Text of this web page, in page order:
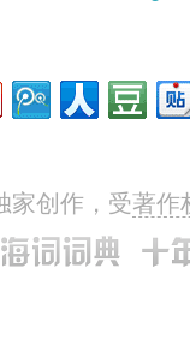
]布丁岩
家创作，受著作